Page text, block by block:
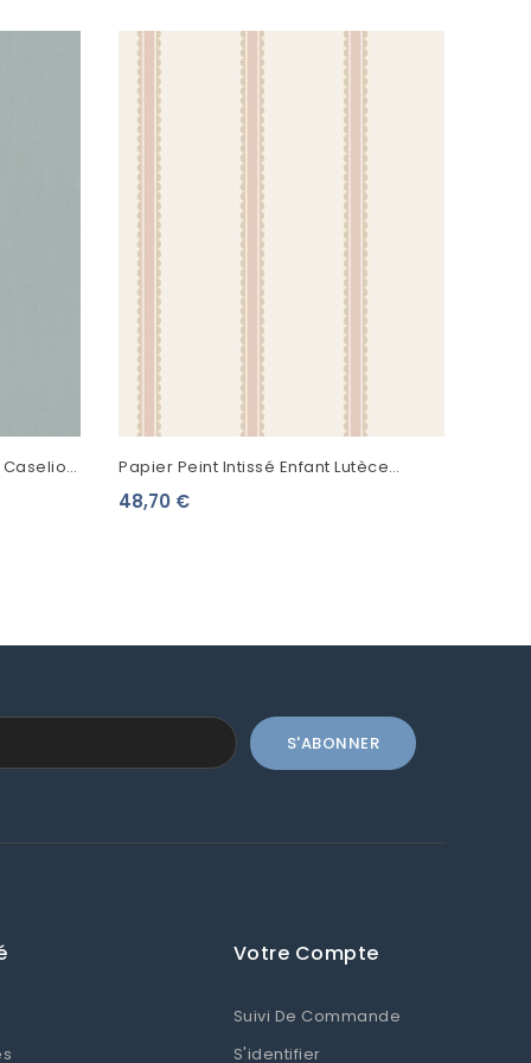
Caselio
Papier Peint Intissé Enfant Lutèce
Imagine Bobbin Stripe Rose DL27576
48,70 €
Votre Compte
Suivi De Commande
S'identifier